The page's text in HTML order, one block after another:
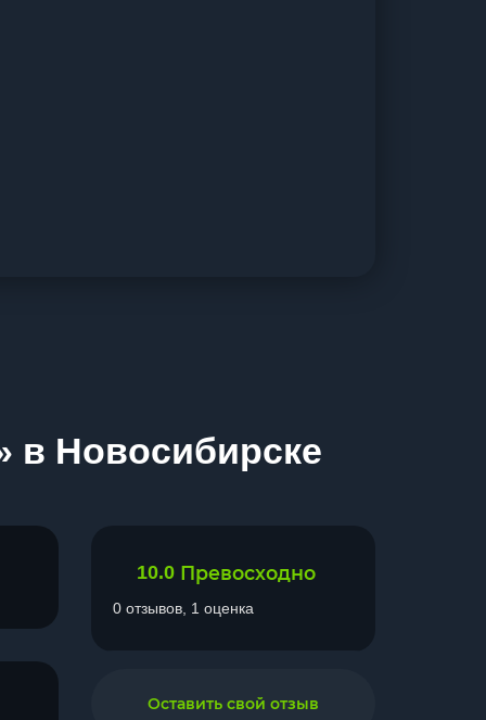
в Новосибирске
10.0 Превосходно
0 отзывов, 1 оценка
Оставить свой отзыв